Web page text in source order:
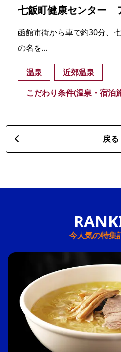
七飯町健康センター
函館市街から車で約30分、
の名を...
温泉
近郊温泉
こだわり条件(温泉・宿泊
戻る
今人気の特集